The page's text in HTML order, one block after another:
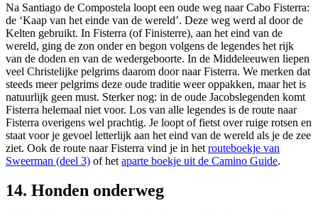
Na Santiago de Compostela loopt een oude weg naar Cabo Fisterra:
de ‘Kaap van het einde van de wereld’. Deze weg werd al door de
Kelten gebruikt. In Fisterra (of Finisterre), aan het eind van de
wereld, ging de zon onder en begon volgens de legendes het rijk
van de doden en van de wedergeboorte. In de Middeleeuwen liepen
veel Christelijke pelgrims daarom door naar Fisterra. We merken dat
steeds meer pelgrims deze oude traditie weer oppakken, maar het is
natuurlijk geen must. Sterker nog: in de oude Jacobslegenden komt
Fisterra helemaal niet voor. Los van alle legendes is de route naar
Fisterra overigens wel prachtig. Je loopt of fietst over ruige rotsen en
staat voor je gevoel letterlijk aan het eind van de wereld als je de zee
ziet. Ook de route naar Fisterra vind je in het routeboekje van
Sweerman (deel 3) of het aparte boekje uit de Camino Guide.
14. Honden onderweg